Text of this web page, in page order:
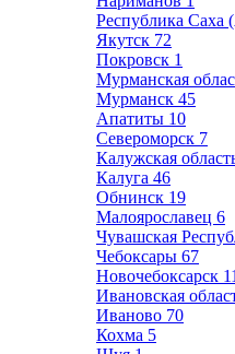
Республика Саха
Якутск 72
Покровск 1
Мурманская
Мурманск 45
Апатиты 10
Североморск 7
Калужская
Калуга 46
Обнинск 19
Малоярославец 6
Чувашская
Чебоксары 67
Новочебоксарск 11
Ивановская
Иваново 70
Кохма 5